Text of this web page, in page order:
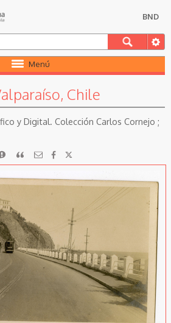
BND
Menú
Chile
y Digital. Colección Carlos Cornejo ;
ReportarCitar